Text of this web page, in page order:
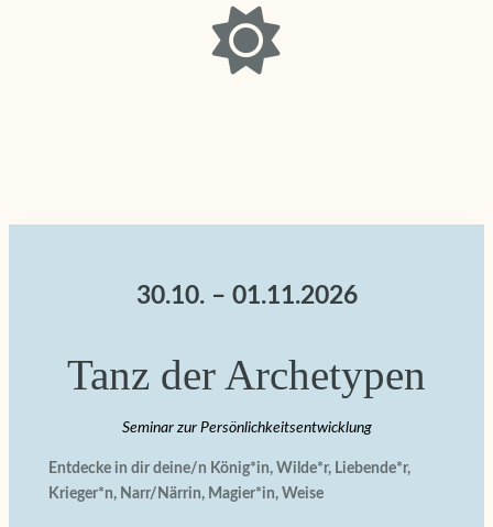
30.10. – 01.11.2026
Tanz der Archetypen
Seminar zur Persönlichkeitsentwicklung
Entdecke in dir deine/n König*in, Wilde*r, Liebende*r,
Krieger*n, Narr/Närrin, Magier*in, Weise